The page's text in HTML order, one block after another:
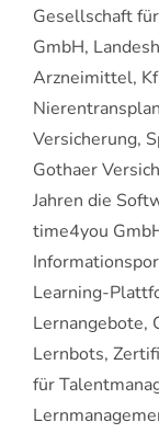
Gesellschaft
GmbH,
Arzneimittel,
Versicherung,
Gothaer
Jahren die
time4you
Learning-
Lernangebote,
Lernbots,
für